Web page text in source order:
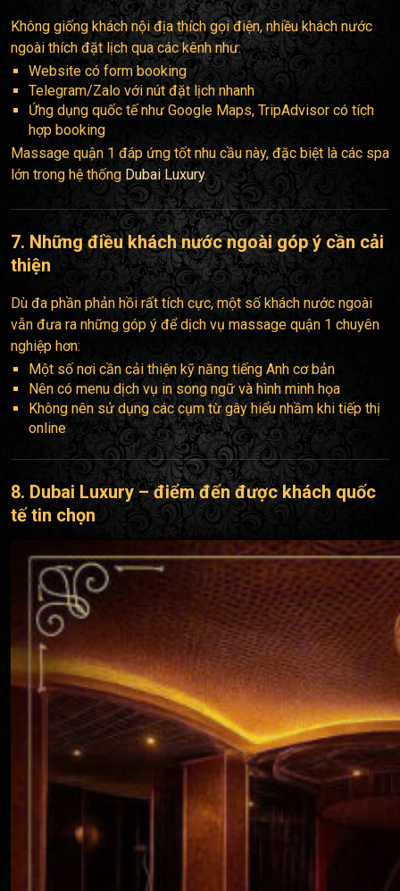
Không giống khách nội địa thích gọi điện, nhiều khách nước
ngoài thích đặt lịch qua các kênh như:
Website có form booking
Telegram/Zalo với nút đặt lịch nhanh
Ứng dụng quốc tế như Google Maps, TripAdvisor có tích
hợp booking
Massage quận 1 đáp ứng tốt nhu cầu này, đặc biệt là các spa
lớn trong hệ thống Dubai Luxury.
7. Những điều khách nước ngoài góp ý cần cải
thiện
Dù đa phần phản hồi rất tích cực, một số khách nước ngoài
vẫn đưa ra những góp ý để dịch vụ massage quận 1 chuyên
nghiệp hơn:
Một số nơi cần cải thiện kỹ năng tiếng Anh cơ bản
Nên có menu dịch vụ in song ngữ và hình minh họa
Không nên sử dụng các cụm từ gây hiểu nhầm khi tiếp thị
online
8. Dubai Luxury – điểm đến được khách quốc
tế tin chọn